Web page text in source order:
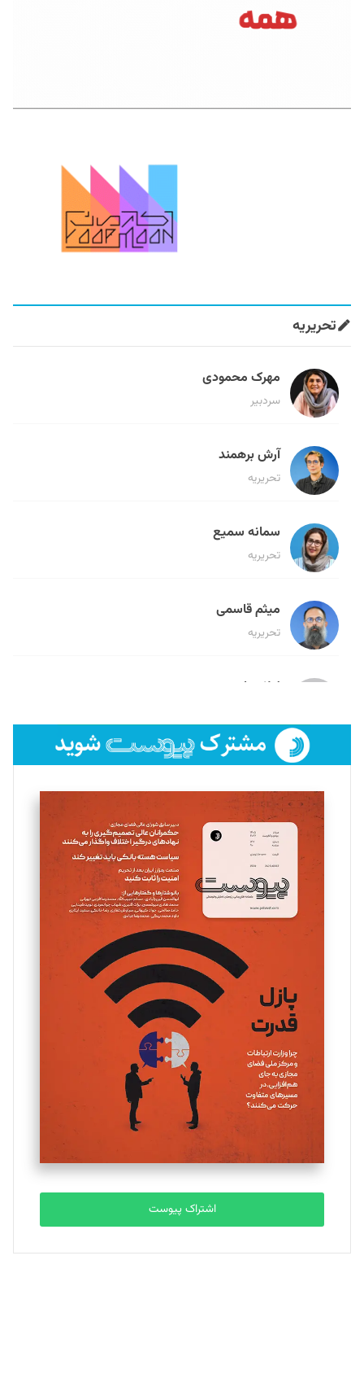
تحریریه
مهرک محمودی
سردبیر
آرش برهمند
تحریریه
سمانه سمیع
تحریریه
میثم قاسمی
تحریریه
لیلا حنارود
فائزه فتحی رستمی
تحریریه
سروش کرمیان
تحریریه
مینا پاکدل
یسنا امان‌پور
تحریریه
ملینا جعفری
تحریریه
مصطفی مسجدی آرانی
تحریریه
بابک نقاش
تحریریه
اشتراک پیوست